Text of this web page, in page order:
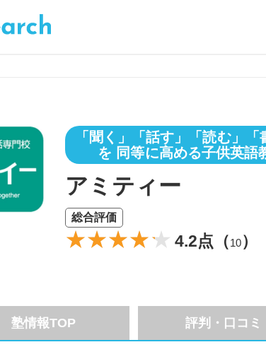
「聞く」「話す」「読む」
を 同等に高める子供英語
アミティー
総合評価
4.2点（10）
塾情報TOP 評判・口コミ